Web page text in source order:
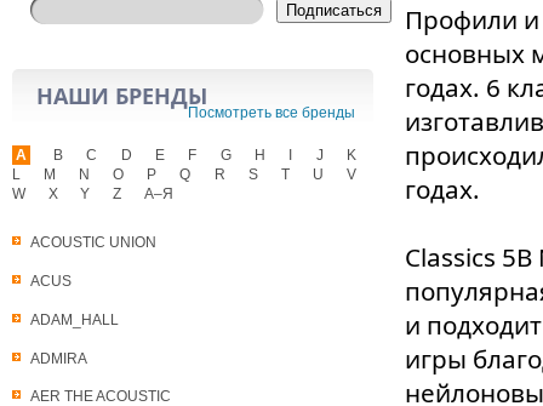
Подписаться
НАШИ БРЕНДЫ
Посмотреть все бренды
A
ACOUSTIC UNION
ACUS
ADAM_HALL
ADMIRA
AER THE ACOUSTIC
B C D E F G H J
K
L
M N O P Q R S T U
V
W
X Y Z А–Я
Профили и
основных
годах. 6
годах.
Classics
и
игры